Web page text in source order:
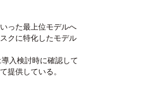
った最上位モデルへ
クに特化したモデル
入検討時に確認して
提供している。